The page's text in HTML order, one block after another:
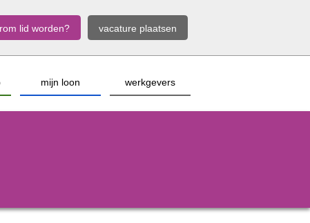
vacature plaatsen
lid worden?
werkgevers
mijn loon